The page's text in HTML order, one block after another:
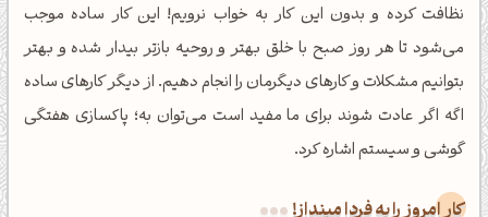
نظافت کرده و بدون این کار به خواب نرویم! این کار ساده موجب
می‌شود تا هر روز صبح با خلق بهتر و روحیه بازتر بیدار شده و بهتر
بتوانیم مشکلات و کارهای دیگرمان را انجام دهیم. از دیگر کارهای ساده
اگه اگر عادت شوند برای ما مفید است می‌توان به؛ پاکسازی هفتگی
گوشی و سیستم اشاره کرد.